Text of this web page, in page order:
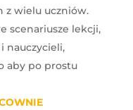
z wielu uczniów.
scenariusze lekcji,
nauczycieli,
aby po prostu